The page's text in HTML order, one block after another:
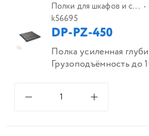
Полки для шкафов и с...
k56695
DP-PZ-450
Полка усиленная
Грузоподъёмность до